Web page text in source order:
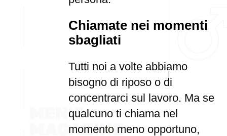
Chiamate nei momenti
sbagliati
Tutti noi a volte abbiamo
bisogno di riposo o di
concentrarci sul lavoro. Ma se
qualcuno ti chiama nel
momento meno opportuno,